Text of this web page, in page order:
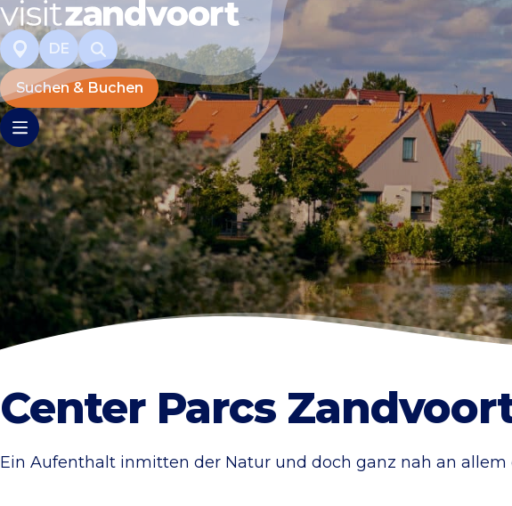
DE
Suchen & Buchen
Center Parcs
Ein Aufenthalt inmitten der Natur und doch ganz nah an